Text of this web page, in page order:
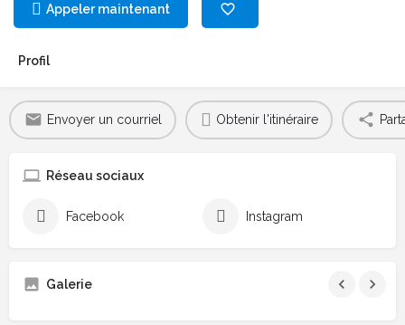
Appeler maintenant
Profil
Envoyer un courriel Obtenir l'itinéraire
Réseau sociaux
Facebook Instagram
Galerie